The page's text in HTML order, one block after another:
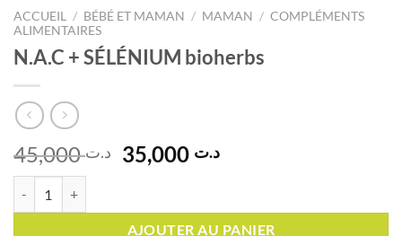
ACCUEIL / BÉBÉ ET MAMAN / MAMAN / COMPLÉMENTS
ALIMENTAIRES
N.A.C + SÉLÉNIUM bioherbs
د.ت45,000
Le
prix
était :
د.تLe
est :
AJOUTER AU PANIER